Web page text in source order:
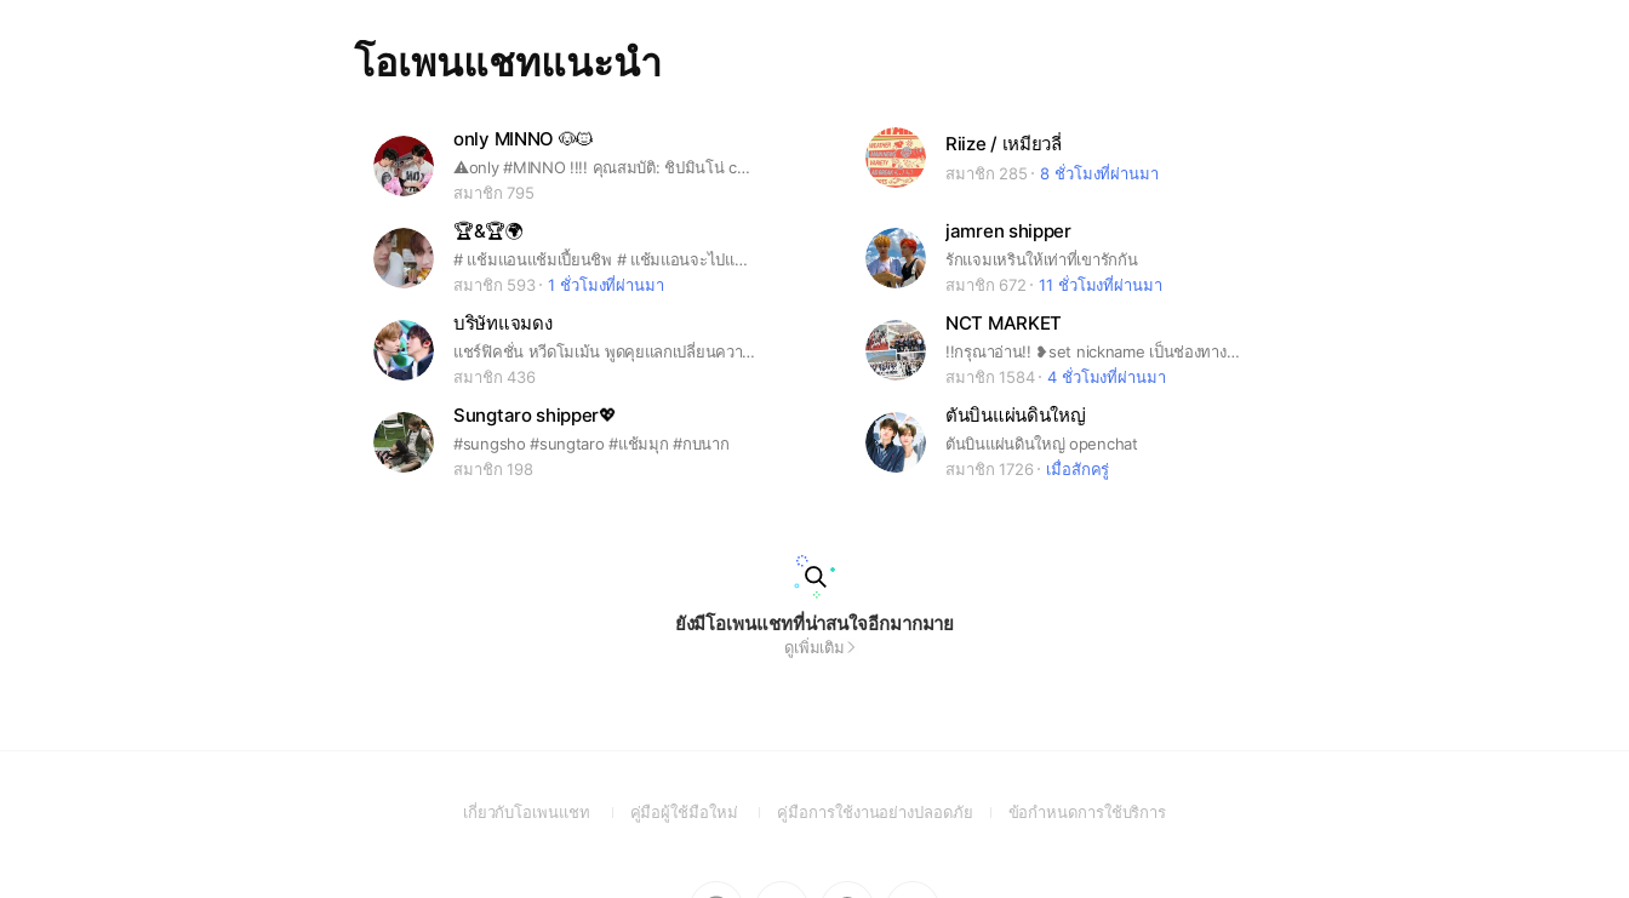
โอเพนแชทแนะนำ
only MINNO 🐶🐱
⚠️only #MINNO !!!! คุณสมบัติ: ชิปมินโน่ can I ask you something ? ตอบให้ชัดนะคะ
สมาชิก 795
Riize / เหมียวลี่
สมาชิก 285 8 ชั่วโมงที่ผ่านมา
🏆&🏆🌍
# แช้มแอนแช้มเปี้ยนชิพ # แช้มแอนจะไปแช้มโลกจะไม่หยุดอยู่แค่แช้มอบต #ช้างคบหมูโคตรมีความสุข
สมาชิก 593
1 ชั่วโมงที่ผ่านมา
jamren shipper
รักแจมเหรินให้เท่าที่เขารักกัน
สมาชิก 672
11 ชั่วโมงที่ผ่านมา
บริษัทแจมดง
แชร์ฟิคชั่น หวีดโมเม้น พูดคุยแลกเปลี่ยนความคิดเห็น #nahyuck #jaemchan #jaemdong #jaemhyuck
สมาชิก 436
NCT MARKET
!!กรุณาอ่าน!! ❥set nickname เป็นช่องทางที่สามารถติดต่อได้**ไม่ตั้งเป็นเเอคหลุม** ♥︎รบกวนไม่ตั้งโปรไฟล์เป็นรูปตัวเองนะคะ♥︎ ‼️เข้ากลุ่มเเล้วขอให้ไปอ่านโน้ตด้วยนะคะ‼️ 📌สำหรับต้องการจะซื้อ-ขาย-หา-เเจก ก็ขอให้เข้าเป็นกลุ่มเเชทเเยกสเเควร์ตามความต้องการของตัวเอง ได้เลยนะคะ📌 ❥more detail contact on TW: @22no_v04
สมาชิก 1584
4 ชั่วโมงที่ผ่านมา
Sungtaro shipper💖
#sungsho #sungtaro #แช้มมุก #กบนาก
สมาชิก 198
ตันบินแผ่นดินใหญ่
ตันบินแผ่นดินใหญ่ openchat
สมาชิก 1726
เมื่อสักครู่
ยังมีโอเพนแชทที่น่าสนใจอีกมากมาย
ดูเพิ่มเติม
เกี่ยวกับโอเพนแชท
(Openคู่มือผู้ใช้มือใหม่
(Openคู่มือการใช้งานอย่างปลอดภัย(Openข้อกำหนดการใช้บริการ(Open
Go Go